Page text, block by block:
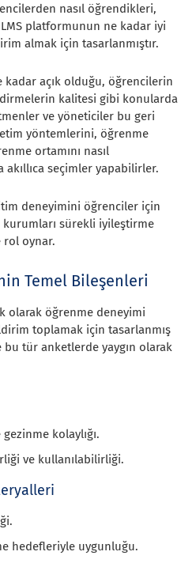
nasıl öğrendikleri,
platformunun ne kadar iyi
almak için tasarlanmıştır.
kadar açık olduğu, öğrencilerin
kalitesi gibi konularda
ve yöneticiler bu geri
yöntemlerini, öğrenme
ortamını nasıl
seçimler yapabilirler.
deneyimini öğrenciler için
sürekli iyileştirme
rol oynar.
Temel Bileşenleri
olarak öğrenme deneyimi
toplamak için tasarlanmış
tür anketlerde yaygın olarak
kolaylığı.
ve kullanılabilirliği.
hedefleriyle uygunluğu.